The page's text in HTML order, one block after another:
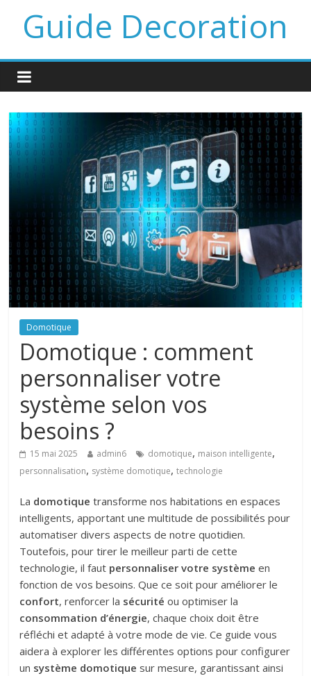
Guide Decoration
Domotique
Domotique : comment
personnaliser votre
système selon vos
besoins ?
15 mai 2025 admin6 domotique, maison intelligente,
personnalisation, système domotique,technologie
La domotique transforme nos habitations en espaces
intelligents, apportant une multitude de possibilités pour
automatiser divers aspects de notre quotidien.
Toutefois, pour tirer le meilleur parti de cette
technologie, il faut personnaliser votre système en
fonction de vos besoins. Que ce soit pour améliorer le
confort, renforcer la sécurité ou optimiser la
consommation d’énergie, chaque choix doit être
réfléchi et adapté à votre mode de vie. Ce guide vous
aidera à explorer les différentes options pour configurer
un système domotique sur mesure, garantissant ainsi